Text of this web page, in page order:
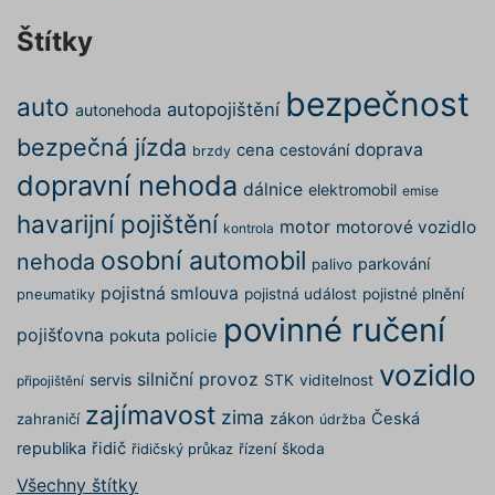
Štítky
auto autonehoda autopojištění bezpečnost
bezpečná jízda brzdy cena cestování doprava
dopravní nehoda dálnice elektromobil emise
havarijní pojištění kontrola motor motorové vozidlo
nehoda osobní automobil palivo parkování
pneumatiky pojistná smlouva pojistná událost pojistné plnění
pojišťovna pokuta policie povinné ručení
připojištění servis silniční provoz STK viditelnost vozidlo
zahraničí zajímavost zima zákon údržba Česká
republika řidič řidičský průkaz řízení škoda
Všechny štítky
podstránce "Změnit nastavení
Cookies" v zápatí našich
internetových stránek. Další
informace naleznete v našich
Zásadách ochrany osobních
údajůaZásadách používání
souborů cookie
affiliate
.povinne-
ruceni.com
1 den
Tento
cookie
o relaci
testing
.povinne-
ruceni.com
cookie
ruceni.com
cookie